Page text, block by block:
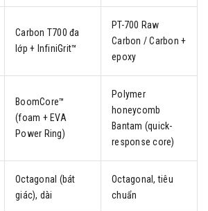
Carbon T700 đa
lớp + InfiniGrit™
PT-700 Raw
Carbon / Carbon +
epoxy
BoomCore™
(foam + EVA
Power Ring)
Polymer
honeycomb
Bantam (quick-
response core)
Octagonal (bát
giác), dài
Octagonal, tiêu
chuẩn